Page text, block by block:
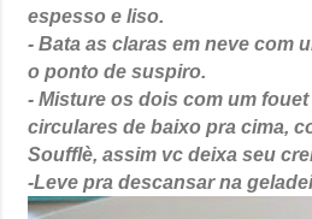
espesso e liso.
- Bata as claras em neve com
o ponto de suspiro.
- Misture os dois com um
circulares de baixo pra cima,
Soufflè, assim vc deixa seu
-Leve pra descansar na